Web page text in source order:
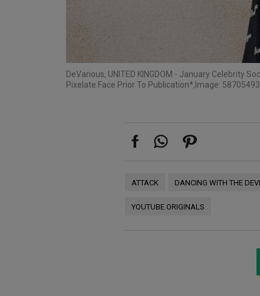
DeVarious, UNITED KINGDOM - January Celebrity
Pixelate Face Prior To Publication*,Image:
ATTACK DANCING WITH THE
YOUTUBE ORIGINALS